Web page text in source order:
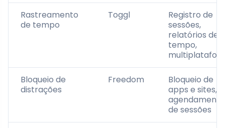
Rastreamento
de tempo
Toggl
Registro de
sessões,
relatórios de
tempo,
Bloqueio de
distrações
Freedom
Bloqueio de
apps e sites,
agendamento
de sessões